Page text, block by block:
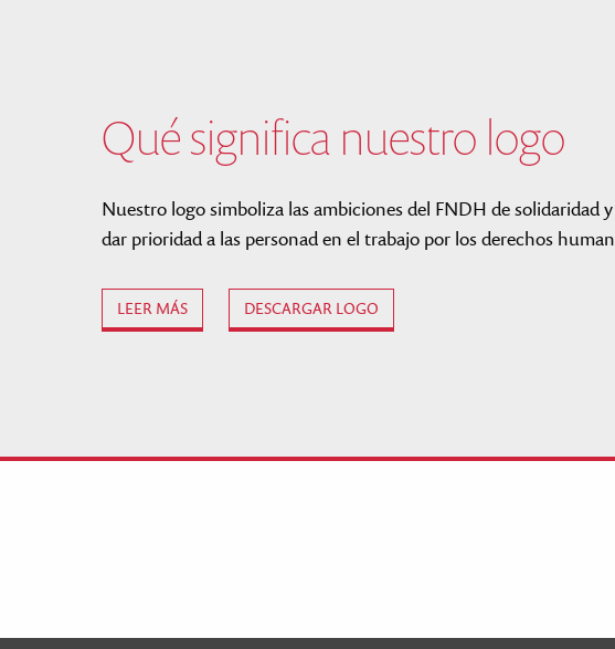
Qué significa nuestro logo
Nuestro logo simboliza las ambiciones del FNDH de solidaridad
dar prioridad a las personad en el trabajo por los derechos
LEER MÁS DESCARGAR LOGO